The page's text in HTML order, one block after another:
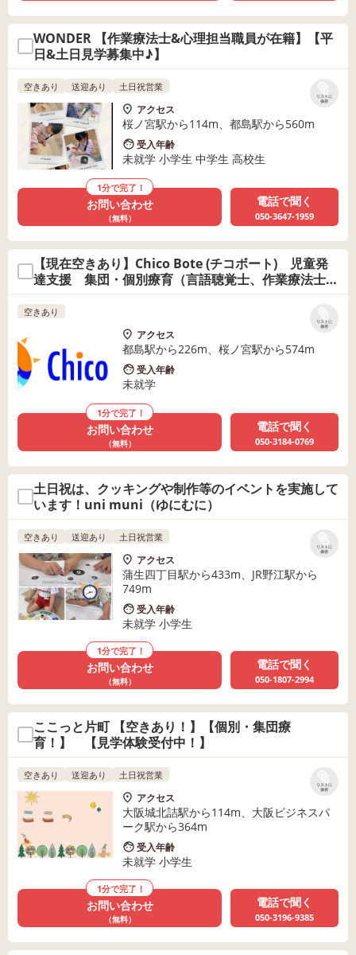
WONDER 【作業療法士&心理担当職員が在籍】【平
日&土日見学募集中♪】
リストに
保存
空きあり 送迎あり 土日祝営業
アクセス
桜ノ宮駅から114m、都島駅から560m
受入年齢
未就学 小学生 中学生 高校生
1分で完了！
お問い合わせ
（無料）
電話で聞く
050-3647-1959
【現在空きあり】Chico Bote (チコボート) 児童発
達支援 集団・個別療育（言語聴覚士、作業療法士在
籍）
リストに
保存
空きあり
アクセス
都島駅から226m、桜ノ宮駅から574m
受入年齢
未就学
1分で完了！
お問い合わせ
（無料）
電話で聞く
050-3184-0769
土日祝は、クッキングや制作等のイベントを実施して
います！uni muni（ゆにむに）
リストに
保存
空きあり 送迎あり 土日祝営業
アクセス
蒲生四丁目駅から433m、JR野江駅から
749m
受入年齢
未就学 小学生
1分で完了！
お問い合わせ
（無料）
電話で聞く
050-1807-2994
ここっと片町 【空きあり！】【個別・集団療
育！】 【見学体験受付中！】
リストに
保存
空きあり 送迎あり 土日祝営業
アクセス
大阪城北詰駅から114m、大阪ビジネスパ
ーク駅から364m
受入年齢
未就学 小学生
1分で完了！
お問い合わせ
（無料）
電話で聞く
050-3196-9385